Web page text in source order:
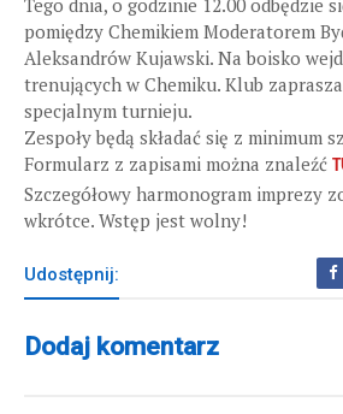
Tego dnia, o godzinie 12.00 odbędzie
pomiędzy Chemikiem Moderatorem
Aleksandrów Kujawski. Na boisko
trenujących w Chemiku. Klub
specjalnym turnieju.
Zespoły będą składać się z minimum
Formularz z zapisami można znaleźć
Szczegółowy harmonogram imprezy
wkrótce. Wstęp jest wolny!
Udostępnij:
Dodaj komentarz